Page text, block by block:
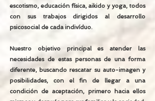
escotismo, educación física, aikido y yoga, todos
con sus trabajos dirigidos al desarrollo
psicosocial de cada indivíduo.
Nuestro objetivo principal es atender las
necesidades de estas personas de una forma
diferente, buscando rescatar su auto-imagen y
posibilidades, con el fin de llegar a una
condición de aceptación, primero hacia ellos